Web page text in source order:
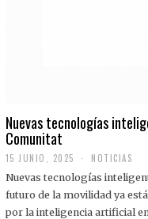
Nuevas tecnologías
Comunitat
15 JUNIO, 2025 NOTICIAS
Nuevas tecnologías
futuro de la movilidad ya
por la inteligencia artificial